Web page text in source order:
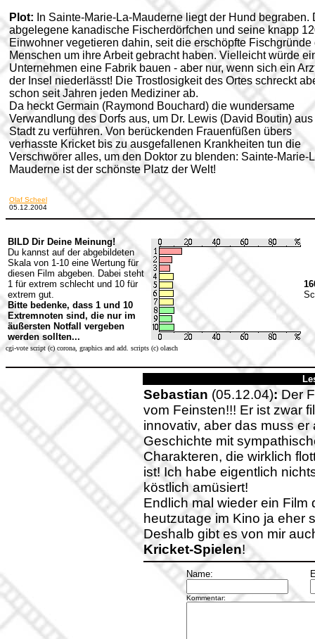
Plot: In Sainte-Marie-La-Mauderne liegt der Hund begraben.
abgelegene kanadische Fischerdörfchen und seine knapp
Einwohner vegetieren dahin, seit die erschöpfte Fischgründe
Menschen um ihre Arbeit gebracht haben. Vielleicht würde
Unternehmen eine Fabrik bauen - aber nur, wenn sich ein
der Insel niederlässt! Die Trostlosigkeit des Ortes schreckt
schon seit Jahren jeden Mediziner ab.
Da heckt Germain (Raymond Bouchard) die wundersame
Verwandlung des Dorfs aus, um Dr. Lewis (David Boutin) aus
Stadt zu verführen. Von berückenden Frauenfüßen übers
verhasste Kricket bis zu ausgefallenen Krankheiten tun die
Verschwörer alles, um den Doktor zu blenden: Sainte-Marie-
Mauderne ist der schönste Platz der Welt!
Olaf Scheel
05.12.2004
BILD Dir Deine Meinung!
Du kannst auf der abgebildeten
Skala von 1-10 eine Wertung für
diesen Film abgeben. Dabei steht
1 für extrem schlecht und 10 für
extrem gut.
Bitte bedenke, dass 1 und 10
Extremnoten sind, die nur im
äußersten Notfall vergeben
werden sollten...
cgi-vote script (c) corona, graphics and add. scripts (c) olasch
Sebastian (05.12.04):Der
vom Feinsten!!! Er ist zwar
innovativ, aber das muss
Geschichte mit
Charakteren, die wirklich
ist! Ich habe eigentlich
köstlich amüsiert!
Endlich mal wieder ein Film
heutzutage im Kino ja eher
Deshalb gibt es von mir
Kricket-Spielen!
Name:
Kommentar: